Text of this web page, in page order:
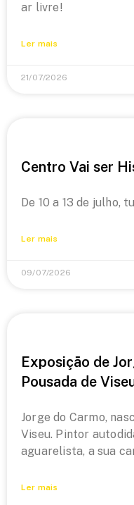
ar livre!
Ler mais
21/07/2026
Centro Vai ser
De 10 a 13 de julho,
Ler mais
09/07/2026
Exposição de
Pousada de
Jorge do Carmo,
Viseu. Pintor
aguarelista, a sua
Ler mais